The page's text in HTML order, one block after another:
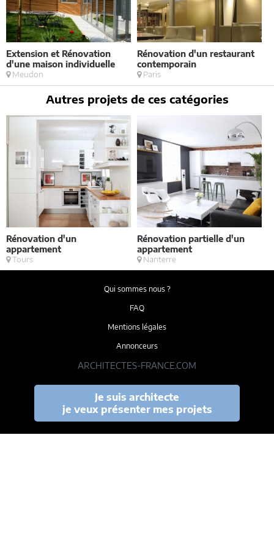
Extension et Rénovation
d'une maison individuelle
Meudon
Rénovation d'un restaurant
contemporain
Paris
Autres projets de ces catégories
Rénovation d'un
appartement
Tours
Rénovation partielle d'un
appartement
Nanterre
Qui sommes nous ?
FAQ
Mentions légales
Annonceurs
ARCHITECTES-FRANCE.COM
Je suis architecte
je veux présenter mes projets